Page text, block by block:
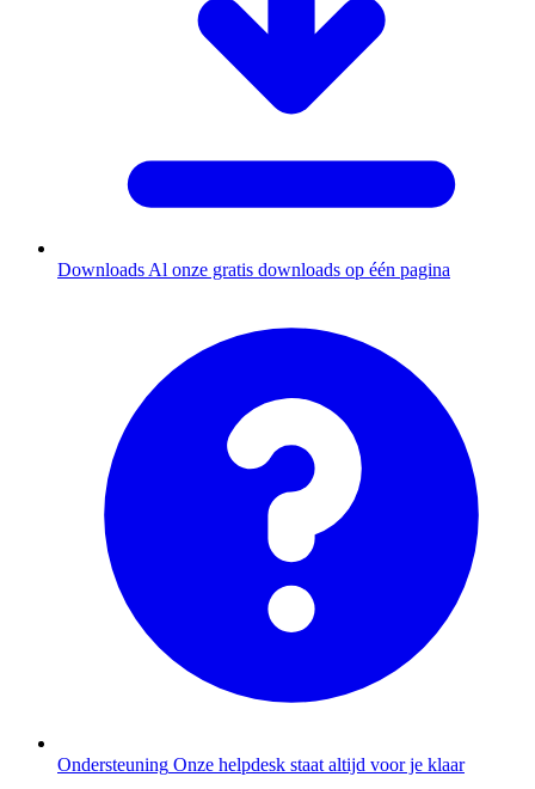
Downloads Al onze gratis downloads op één pagina
Ondersteuning Onze helpdesk staat altijd voor je klaar